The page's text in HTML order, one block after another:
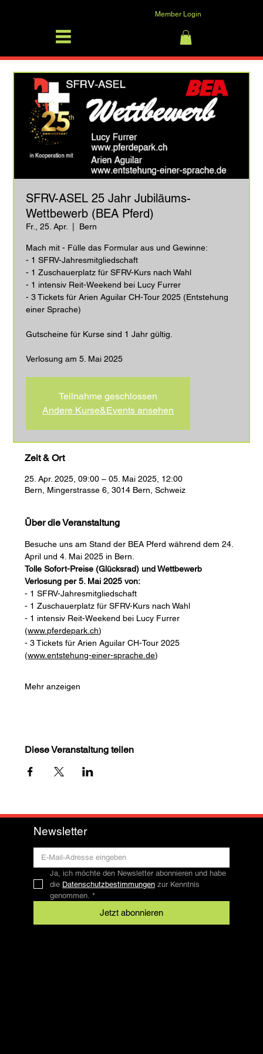
Anmelden
Member Login
SFRV-ASEL 25 Jahr Jubiläums-
Wettbewerb (BEA Pferd)
Fr., 25. Apr.
  |
Bern
Mach mit - Fülle das Formular aus und Gewinne:
- 1 SFRV-Jahresmitgliedschaft
- 1 Zuschauerplatz für SFRV-Kurs nach Wahl
- 1 intensiv Reit-Weekend bei Lucy Furrer
- 3 Tickets für Arien Aguilar CH-Tour 2025 (Entstehung
einer Sprache)
Gutscheine für Kurse sind 1 Jahr gültig.
Verlosung am 5. Mai 2025
Teilnahme geschlossen
Andere Kurse&Events ansehen
Zeit & Ort
25. Apr. 2025, 09:00 – 05. Mai 2025, 12:00
Bern, Mingerstrasse 6, 3014 Bern, Schweiz
Über die Veranstaltung
Besuche uns am Stand der BEA Pferd während dem 24.
April und 4. Mai 2025 in Bern.
Tolle Sofort-Preise (Glücksrad) und Wettbewerb
Verlosung per 5. Mai 2025 von:
- 1 SFRV-Jahresmitgliedschaft
- 1 Zuschauerplatz für SFRV-Kurs nach Wahl
- 1 intensiv Reit-Weekend bei Lucy Furrer
(www.pferdepark.ch)
- 3 Tickets für Arien Aguilar CH-Tour 2025
(www.entstehung-einer-sprache.de)
Mehr anzeigen
Diese Veranstaltung teilen
Newsletter
Ja, ich möchte den Newsletter abonnieren und habe
die Datenschutzbestimmungen zur Kenntnis
genommen. *
Jetzt abonnieren